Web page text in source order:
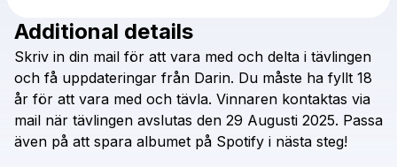
Darin
Check your email
Additional details
Skriv in din mail för att vara med och delta i tävlingen
och få uppdateringar från Darin. Du måste ha fyllt 18
år för att vara med och tävla. Vinnaren kontaktas via
mail när tävlingen avslutas den 29 Augusti 2025. Passa
även på att spara albumet på Spotify i nästa steg!